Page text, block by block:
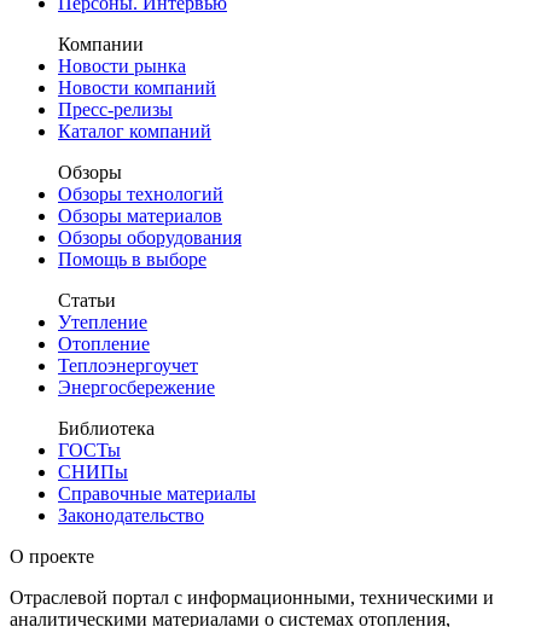
Компании
Новости рынка
Новости компаний
Пресс-релизы
Каталог компаний
Обзоры
Обзоры технологий
Обзоры материалов
Обзоры оборудования
Помощь в выборе
Статьи
Утепление
Отопление
Теплоэнергоучет
Энергосбережение
Библиотека
ГОСТы
СНИПы
Справочные материалы
Законодательство
О проекте
Отраслевой портал с информационными, техническими и
аналитическими материалами о системах отопления,